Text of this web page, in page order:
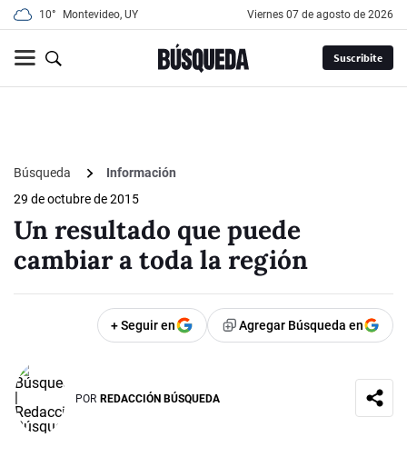
10° Montevideo, UY viernes 07 de agosto de 2026
Suscribite
Búsqueda
Información
29 de octubre de 2015
Un resultado que puede
cambiar a toda la región
+ Seguir en Agregar Búsqueda en
POR REDACCIÓN BÚSQUEDA